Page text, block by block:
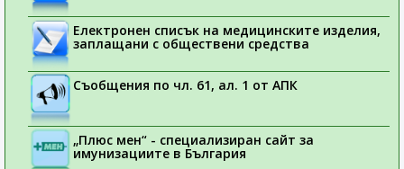
Електронен списък на медицинските изделия,
заплащани с обществени средства
Съобщения по чл. 61, ал. 1 от АПК
„Плюс мен“ - специализиран сайт за
имунизациите в България